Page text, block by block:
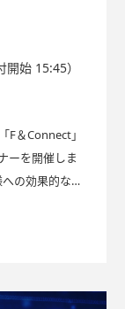
開始 15:45）
F＆Connect」
ーを開催しま
の効果的な